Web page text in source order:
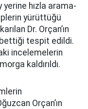
hızla arama-
yürüttüğü
Dr. Orçan’ın
tespit edildi.
incelemelerin
kaldırıldı.
Orçan’ın